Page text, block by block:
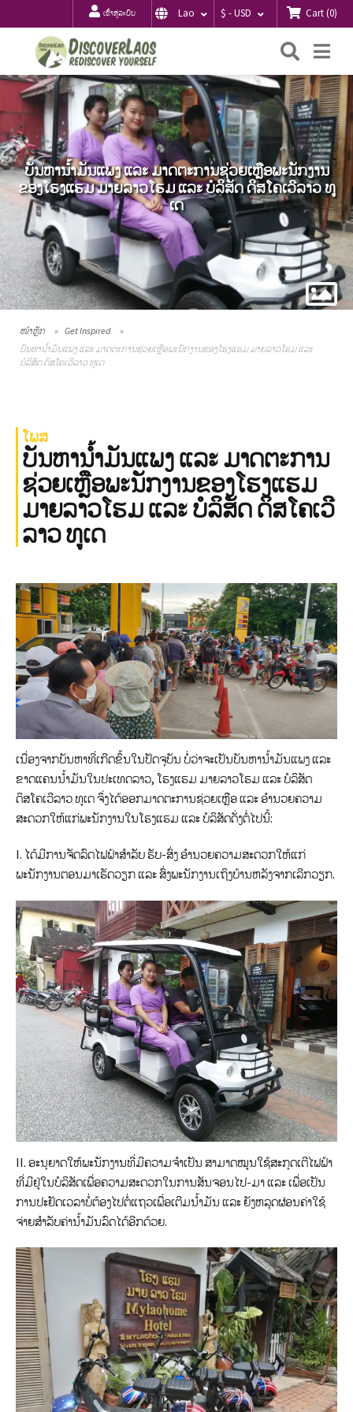
ເຂົ້າສູ່ລະບົບ Lao $ - USD Cart(0)
ຄົ້ນຫາ
ບັນຫານ້ຳມັນແພງ ແລະ ມາດຕະການຊ່ວຍເຫຼືອພະນັກງານ
ຂອງໂຮງແຮມ ມາຍລາວໂຮມ ແລະ ບໍລິສັດ ດິສໂຄເວີລາວ ທູ
ເດ
ໜ້າຫຼັກ
Get Inspired
ບັນຫານ້ຳມັນແພງ ແລະ ມາດຕະການຊ່ວຍເຫຼືອພະນັກງານຂອງໂຮງແຮມ ມາຍລາວໂຮມ ແລະ
ບໍລິສັດ ດິສໂຄເວີລາວ ທູເດ
ໂພສ
ບັນຫານ້ຳມັນແພງ ແລະ ມາດຕະການ
ຊ່ວຍເຫຼືອພະນັກງານຂອງໂຮງແຮມ
ມາຍລາວໂຮມ ແລະ ບໍລິສັດ ດິສໂຄເວີ
ລາວ ທູເດ
ເນື່ອງຈາກບັນຫາທີ່ເກີດຂຶ້ນໃນປັດຈຸບັນ ບໍ່ວ່າຈະເປັນບັນຫານ້ຳມັນແພງ ແລະ
ຂາດແຄນນ້ຳມັນໃນປະເທດລາວ, ໂຮງແຮມ ມາຍລາວໂຮມ ແລະ ບໍລິສັດ
ດິສໂຄເວີລາວ ທູເດ ຈຶ່ງໄດ້ອອກມາດຕະການຊ່ວຍເຫຼືອ ແລະ ອໍານວຍຄວາມ
ສະດວກໃຫ້ແກ່ພະນັກງານໃນໂຮງແຮມ ແລະ ບໍລິສັດດັ່ງຕໍ່ໄປນີ້:
I. ໄດ້ມີການຈັດລົດໄຟຟ້າສຳລັບ ຮັບ-ສົ່ງ ອຳນວຍຄວາມສະດວກໃຫ້ແກ່
ພະນັກງານຕອນມາເຮັດວຽກ ແລະ ສົ່ງພະນັກງານເຖິງບ້ານຫລັງຈາກເລີກວຽກ.
II. ອະນຸຍາດໃຫ້ພະນັກງານທີ່ມີຄວາມຈໍາເປັນ ສາມາດໝູນໃຊ້ສະກຸດເຕີໄຟຟ້າ
ທີ່ມີຢູ່ໃນບໍລິສັດເພື່ອຄວາມສະດວກໃນການສັນຈອນໄປ-ມາ ແລະ ເພື່ອເປັນ
ການປະຢັດເວລາບໍ່ຕ້ອງໄປຕໍ່ແຖວເພື່ອເຕີມນໍ້າມັນ ແລະ ຍັງຫລຸດຜ່ອນຄ່າໃຊ້
ຈ່າຍສຳລັບຄ່ານ້ຳມັນລົດໄດ້ອີກດ້ວຍ.